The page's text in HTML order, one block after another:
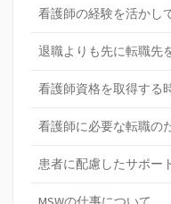
看護師の経験を活かし
退職よりも先に転職先
看護師資格を取得する
看護師に必要な転職の
患者に配慮したサポー